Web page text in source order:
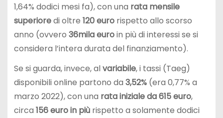
1,64% dodici mesi fa), con una rata mensile
superioredi oltre 120 euro rispetto allo scorso
anno (ovvero 36mila euroin più di interessi se si
considera l’intera durata del finanziamento).
Se si guarda, invece, alvariabile, i tassi (Taeg)
disponibili online partono da 3,52%(era 0,77% a
marzo 2022), con una rata iniziale da 615 euro,
circa 156 euro in piùrispetto a solamente dodici